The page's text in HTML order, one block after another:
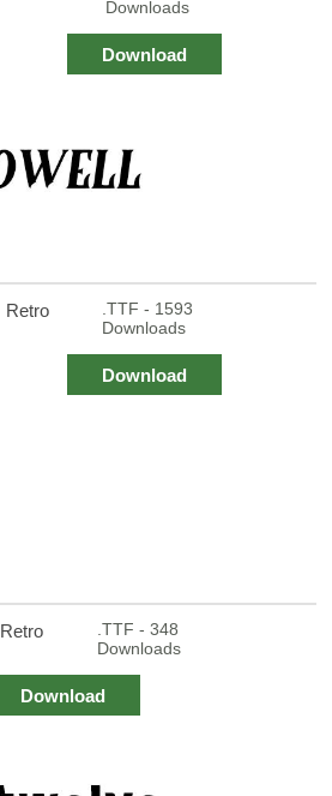
Downloads
Download
Retro
.TTF - 1593
Downloads
Download
Retro
.TTF - 348
Downloads
Download